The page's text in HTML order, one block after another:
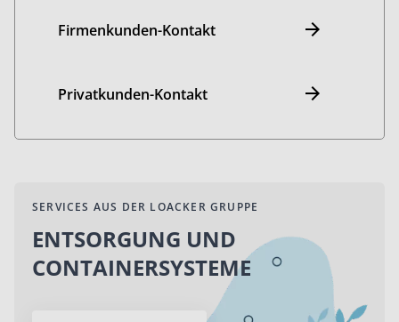
Firmenkunden-Kontakt
Privatkunden-Kontakt
SERVICES AUS DER LOACKER GRUPPE
ENTSORGUNG UND
CONTAINERSYSTEME